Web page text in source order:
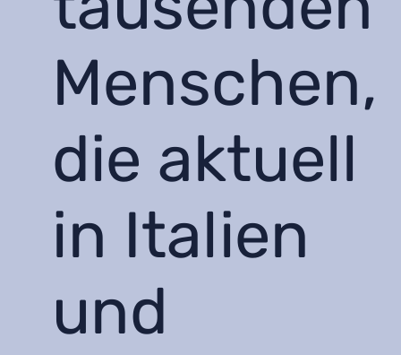
Menschen,
die aktuell
in Italien
und